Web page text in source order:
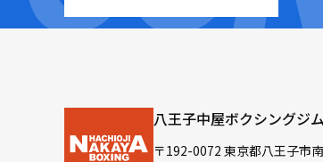
八王子中屋ボクシングジム
〒192-0072 東京都八王子市